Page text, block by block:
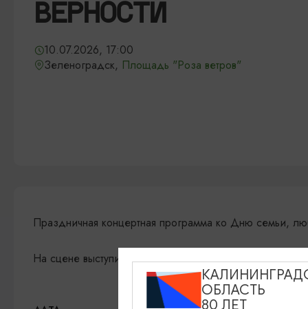
ВЕРНОСТИ
10.07.2026, 17:00
Зеленоградск, Площадь "Роза ветров"
Праздничная концертная программа ко Дню семьи,
На сцене выступит Государственный академический
ОБЛАСТЬ
80 ЛЕТ